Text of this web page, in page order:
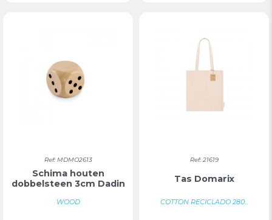
Ref: MDMO2613
Schima houten
dobbelsteen 3cm Dadin
WOOD
Ref: 21619
Tas Domarix
COTTON RECICLADO 280...